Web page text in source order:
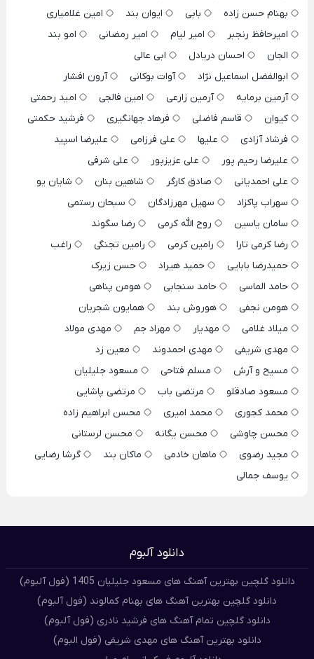
بهنام حسن زاده
بابی ایوان بند
امین غلامیاری
امیرحافظ رنجبر
امیر لیام امیر رمضانی
امو بند
الجان
احسان دریادل
ابی عالی
ابوالفضل اسماعیل نژاد
آوات بوکانی
آرون افشار
آرمین برمایه
آرمین زارعی امین فالجی
امید رحمتی
کیوان
قاسم فاضلی فرهاد جهانگیری
فرشید حکمتی
فرشاد آزادی
علیها علی فرزامی
علیرضا اسپید
علیرضا رحیم پور
علی عزیزپور
علی شرفی
علی احمدیانی
صادق کارگر شاهین بنان
شایان یو
سهراب پاکزاد
سهیل مهرزادگان
سبحان رستمی
سامان یاسین
روح الله کرمی
رضا سگوند
رضا کرمی تارا
رامین کرمی رامین تجنگی
راغب
حمیدرضا بابایی
حمید هیراد
حسن زیرک
حامد الماسی
حامد سنجابی
هومن پناهی
هومن نجفی
هوروش بند
همایون شجریان
میلاد غلامی
مهدیار مهراد جم
مهدی مولاد
مهدی شریفی
مهدی احمدوند
معین زد
مسیح و آرش
مسلم فتاحی
مسعود جلیلیان
مسعود صادقلو
مرتضی باب
مرتضی پاشایی
محمد کجوری
محمد امیری
محسن ابراهیم زاده
محسن چاوشی
محسن یگانه
محسن لرستانی
مجید رضوی
ماهان خادمی ماکان بند
گرشا رضایی
یوسف جمالی
دانلود آلبوم
دانلود گلچین بهترین آهنگ های مسعود جلیلیان 1405 (فول آلبوم)
دانلود گلچین بهترین آهنگ های بهنام کمالوند (فول آلبوم)
دانلود گلچین تمام آهنگ های فرشید نادری (فول آلبوم)
دانلود بهترین آهنگ های مهدی شریفی (فول البوم)